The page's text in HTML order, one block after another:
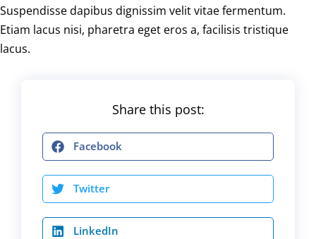
Suspendisse dapibus dignissim velit vitae fermentum.
Etiam lacus nisi, pharetra eget eros a, facilisis tristique
lacus.
Share this post:
Facebook
Twitter
LinkedIn